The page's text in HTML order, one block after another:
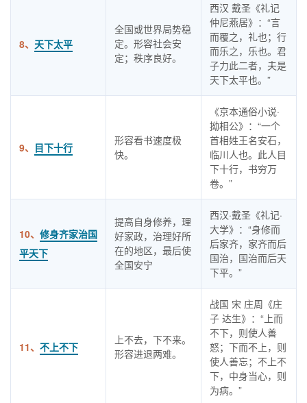
8、 天下太平
全国或世界局势稳
定。形容社会安
定；秩序良好。
西汉 戴圣《礼记
仲尼燕居》：“言
而覆之，礼也；行
而乐之，乐也。君
子力此二者，夫是
天下太平也。”
9、 目下十行
形容看书速度极
快。
《京本通俗小说·
拗相公》：“一个
首相姓王名安石，
临川人也。此人目
下十行，书穷万
卷。”
10、 修身齐家治国
平天下
提高自身修养，理
好家政，治理好所
在的地区，最后使
全国安宁
西汉·戴圣《礼记·
大学》：“身修而
后家齐，家齐而后
国治，国治而后天
下平。”
11、 不上不下
上不去，下不来。
形容进退两难。
战国 宋 庄周《庄
子 达生》：“上而
不下，则使人善
怒；下而不上，则
使人善忘；不上不
下，中身当心，则
为病。”